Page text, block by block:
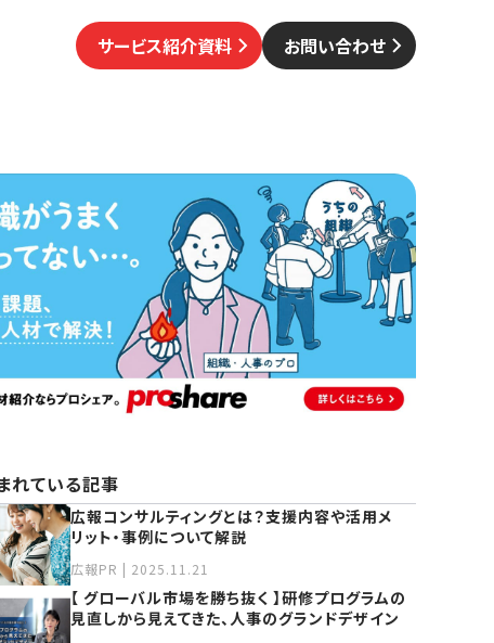
サービス紹介資料 お問い合わせ
れている記事
広報コンサルティングとは？⽀援内容や活⽤メ
リット‧事例について解説
広報PR | 2025.11.21
【 グローバル市場を勝ち抜く 】研修プログラムの
見直しから見えてきた、人事のグランドデザイン